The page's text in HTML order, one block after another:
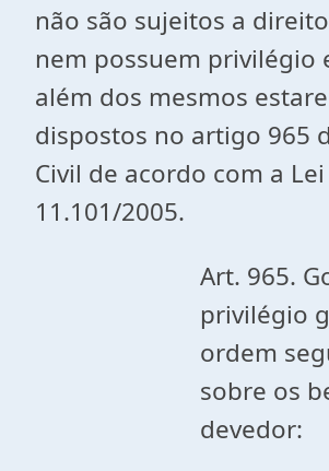
não são sujeitos a
nem possuem privilégio
além dos mesmos
dispostos no artigo 965
Civil de acordo com a Lei
11.101/2005.
Art. 965.
privilégio
ordem
sobre os
devedor: